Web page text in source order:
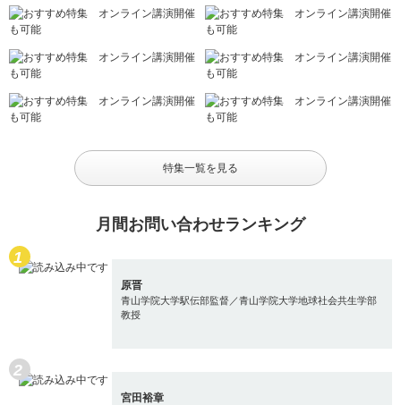
特集一覧を見る
月間お問い合わせランキング
原晋
青山学院大学駅伝部監督／青山学院大学地球社会共生学部
教授
宮田裕章